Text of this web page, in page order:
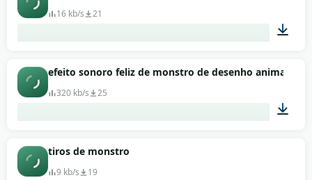
16 kb/s 21
00:02
efeito sonoro feliz de monstro de desenho animado
320 kb/s 25
tiros de monstro
9 kb/s 19